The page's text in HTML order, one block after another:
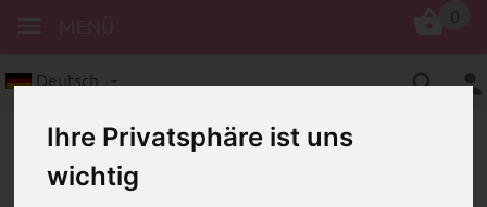
Ihre Privatsphäre ist uns
wichtig
Deutsch